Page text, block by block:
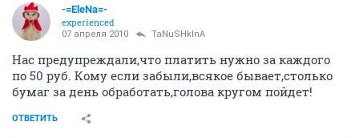
-=EleNa=-
experienced
07 апреля 2010 TaNuSHkInA
Нас предупреждали,что платить нужно за каждого
по 50 руб. Кому если забыли,всякое бывает,столько
бумаг за день обработать,голова кругом пойдет!
ОТВЕТИТЬ